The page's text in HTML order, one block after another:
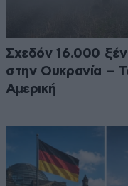
Σχεδόν 16.000
στην Ουκρανία –
Αμερική